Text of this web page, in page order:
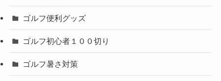
ゴルフ便利グッズ
ゴルフ初心者１００切り
ゴルフ暑さ対策